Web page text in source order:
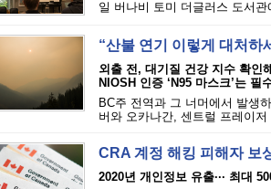
일 버나비 토미 더글러스 도서관
“산불 연기 이렇게 대처하
외출 전, 대기질 건강 지수 확인
NIOSH 인증 ‘N95 마스크’는 필
BC주 전역과 그 너머에서 발생
버와 오카나간, 센트럴 프레이
CRA 계정 해킹 피해자 보
2020년 개인정보 유출··· 최대